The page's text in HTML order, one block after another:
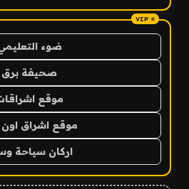
ضوء
صحيفة برق
موقع
موقع اشراق اون
اركان سياحة